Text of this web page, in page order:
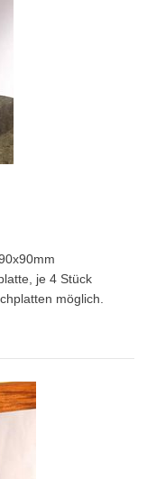
je 4 Stück
möglich.